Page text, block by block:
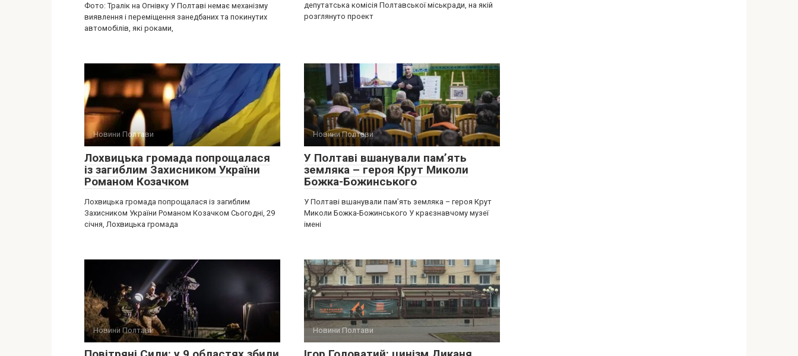
Фото: Тралік на Огнівку У Полтаві немає механізму
виявлення і переміщення занедбаних та покинутих
автомобілів, які роками,
депутатська комісія Полтавської міськради, на якій
розглянуто проект
Новини Полтави
Лохвицька громада попрощалася
із загиблим Захисником України
Романом Козачком
Лохвицька громада попрощалася із загиблим
Захисником України Романом Козачком Сьогодні, 29
січня, Лохвицька громада
Новини Полтави
У Полтаві вшанували пам’ять
земляка – героя Крут Миколи
Божка-Божинського
У Полтаві вшанували пам’ять земляка – героя Крут
Миколи Божка-Божинського У краєзнавчому музеї
імені
Новини Полтави Новини Полтави